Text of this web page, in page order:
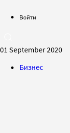
Войти
01 September 2020
Бизнес